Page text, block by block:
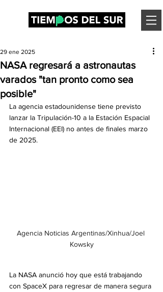
NASA regresará a astronautas
varados "tan pronto como sea
posible"
29 ene 2025
La agencia estadounidense tiene previsto
lanzar la Tripulación-10 a la Estación Espacial
Internacional (EEI) no antes de finales marzo
de 2025.
Agencia Noticias Argentinas/Xinhua/Joel
Kowsky
La NASA anunció hoy que está trabajando
con SpaceX para regresar de manera segura